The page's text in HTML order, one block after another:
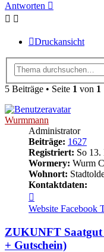
Antworten
Druckansicht
5 Beiträge • Seite 1 von 1
Wurmmann
Administrator
Beiträge: 1627
Registriert: So 13.
Wormery: Wurm
Wohnort:
Kontaktdaten:
von
Wurmmann
Website Facebook
ZUKUNFT Saatgut
+ Gutschein)